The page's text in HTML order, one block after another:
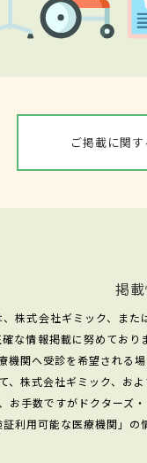
ご掲載に関
掲
株式会社ギミック、また
な情報掲載に努めており
機関へ受診を希望される
、株式会社ギミック、お
お手数ですがドクターズ
利用可能な医療機関」